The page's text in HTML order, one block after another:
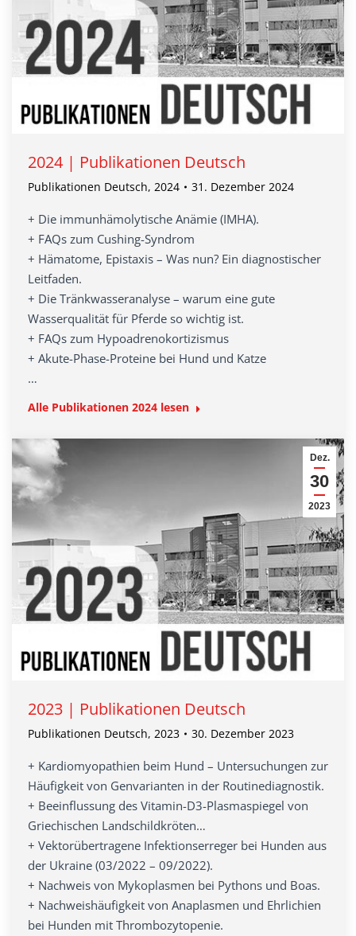
2024 | Publikationen Deutsch
Publikationen Deutsch, 2024 31. Dezember 2024
+ Die immunhämolytische Anämie (IMHA).
+ FAQs zum Cushing-Syndrom
+ Hämatome, Epistaxis – Was nun? Ein diagnostischer
Leitfaden.
+ Die Tränkwasseranalyse – warum eine gute
Wasserqualität für Pferde so wichtig ist.
+ FAQs zum Hypoadrenokortizismus
+ Akute-Phase-Proteine bei Hund und Katze
…
Alle Publikationen 2024 lesen
Dez.
30
2023
2023 | Publikationen Deutsch
Publikationen Deutsch, 2023 30. Dezember 2023
+ Kardiomyopathien beim Hund – Untersuchungen zur
Häufigkeit von Genvarianten in der Routinediagnostik.
+ Beeinflussung des Vitamin-D3-Plasmaspiegel von
Griechischen Landschildkröten…
+ Vektorübertragene Infektionserreger bei Hunden aus
der Ukraine (03/2022 – 09/2022).
+ Nachweis von Mykoplasmen bei Pythons und Boas.
+ Nachweishäufigkeit von Anaplasmen und Ehrlichien
bei Hunden mit Thrombozytopenie.